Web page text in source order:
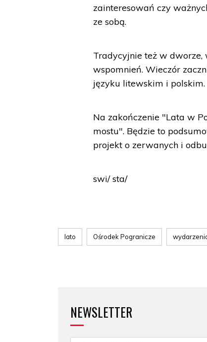
zainteresowań czy
ze sobą.
Tradycyjnie też w dworze,
wspomnień. Wieczór
języku litewskim i polskim.
Na zakończenie "Lata w
mostu". Będzie to
projekt o zerwanych i
swi/ sta/
lato Ośrodek Pogranicze
NEWSLETTER